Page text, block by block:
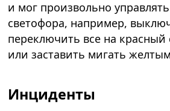
и мог произвольно
светофора, например,
переключить все на красный
или заставить мигать
Инциденты